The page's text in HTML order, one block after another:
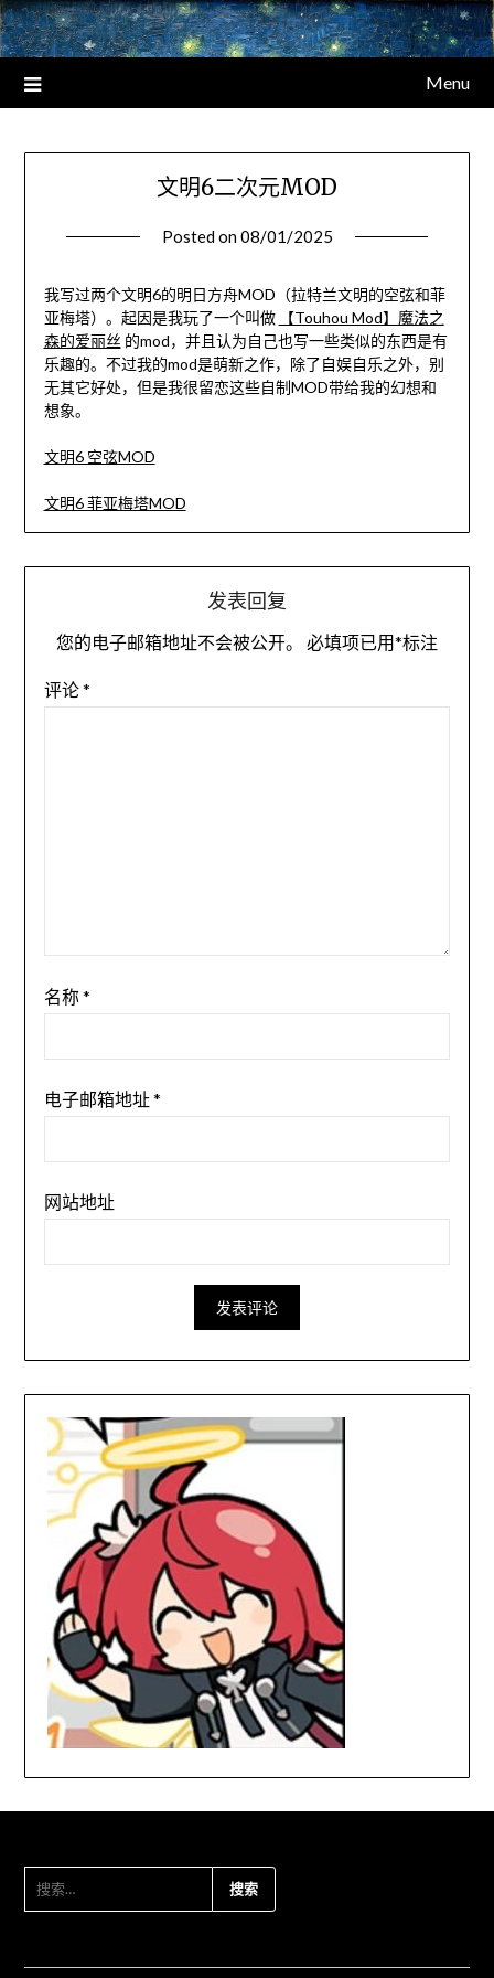
Menu
文明6二次元MOD
Posted on08/01/2025
我写过两个文明6的明日方舟MOD（拉特兰文明的空弦和菲
亚梅塔）。起因是我玩了一个叫做
【Touhou Mod】魔法之
森的爱丽丝 的mod，并且认为自己也写一些类似的东西是有
乐趣的。不过我的mod是萌新之作，除了自娱自乐之外，别
无其它好处，但是我很留恋这些自制MOD带给我的幻想和
想象。
文明6 空弦MOD
文明6 菲亚梅塔MOD
发表回复
您的电子邮箱地址不会被公开。 必填项已用*标注
评论*
名称*
电子邮箱地址*
网站地址